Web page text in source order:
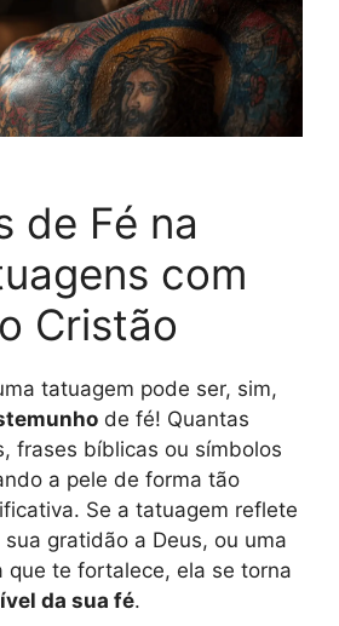
de Fé na
com
Cristão
tatuagem pode ser, sim,
de fé! Quantas
frases bíblicas ou símbolos
a pele de forma tão
Se a tatuagem reflete
gratidão a Deus, ou uma
que te fortalece, ela se torna
da sua fé.